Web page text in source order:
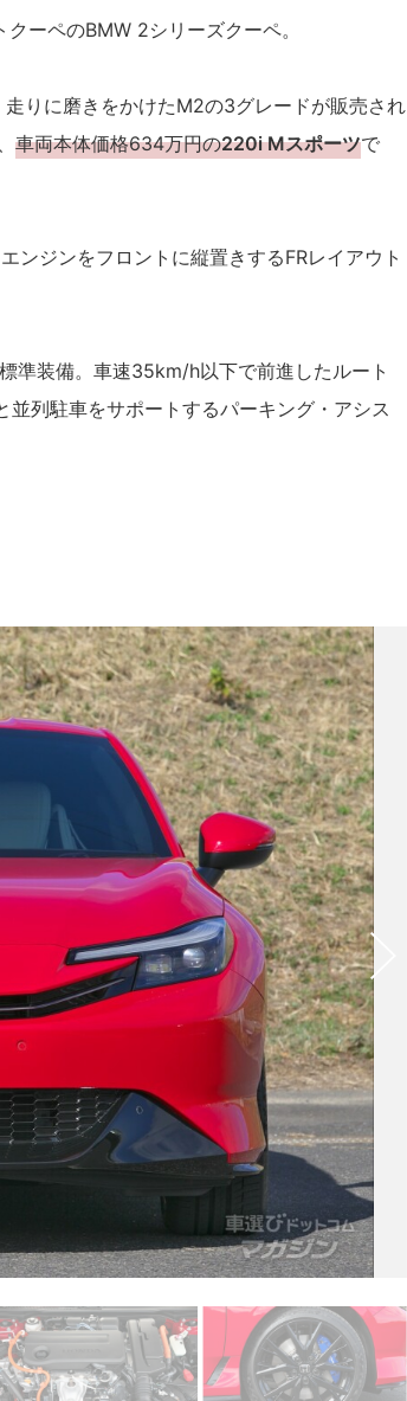
ーペのBMW 2シリーズクーペ。
りに磨きをかけたM2の3グレードが販売され
車両本体価格634万円の220i Mスポーツで
ンジンをフロントに縦置きするFRレイアウト
準装備。車速35km/h以下で前進したルート
列駐車をサポートするパーキング・アシス